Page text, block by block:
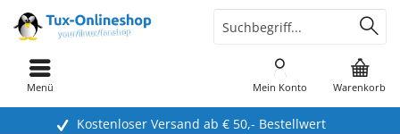
Kostenloser Versand ab € 50,- Bestellwert
Warenkorb
Mein Konto
Menü